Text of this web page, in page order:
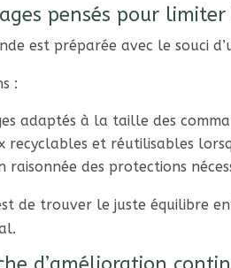
pensés pour
est préparée avec le souci
:
adaptés à la taille des
recyclables et réutilisables
raisonnée des protections
de trouver le juste équilibre